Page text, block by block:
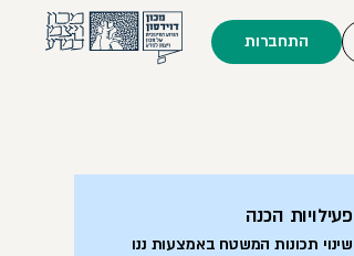
התחברות
פעילויות הכנה
שינוי תכונות המשטח באמצעות ננו